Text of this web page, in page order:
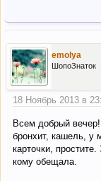
emolya
ШопоЗнаток
18 Ноябрь 2013 в
Всем добрый
бронхит, кашель, у
карточки,
кому обещала.